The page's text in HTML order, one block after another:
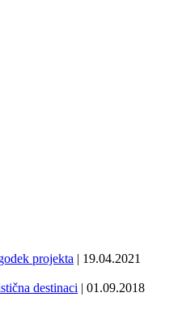
projekta | 19.04.2021
destinaci | 01.09.2018